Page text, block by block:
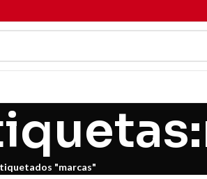
"marcas"